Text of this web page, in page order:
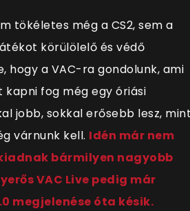
tökéletes még a CS2, sem a
körülölelő és védő
hogy a VAC-ra gondolunk, ami
fog még egy óriási
jobb, sokkal erősebb lesz,
várnunk kell. Idén már nem
bármilyen nagyobb
VAC Live pedig már
megjelenése óta késik.